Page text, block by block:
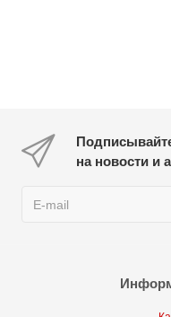
на новости и